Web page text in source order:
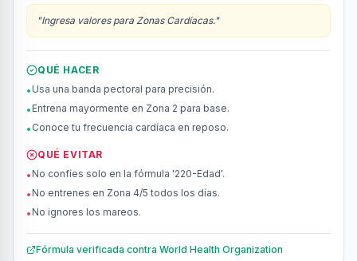
"Ingresa valores para Zonas Cardíacas."
QUÉ HACER
• Usa una banda pectoral para precisión.
• Entrena mayormente en Zona 2 para base.
• Conoce tu frecuencia cardíaca en reposo.
QUÉ EVITAR
• No confíes solo en la fórmula '220-Edad'.
• No entrenes en Zona 4/5 todos los días.
• No ignores los mareos.
Fórmula verificada contra World Health Organization